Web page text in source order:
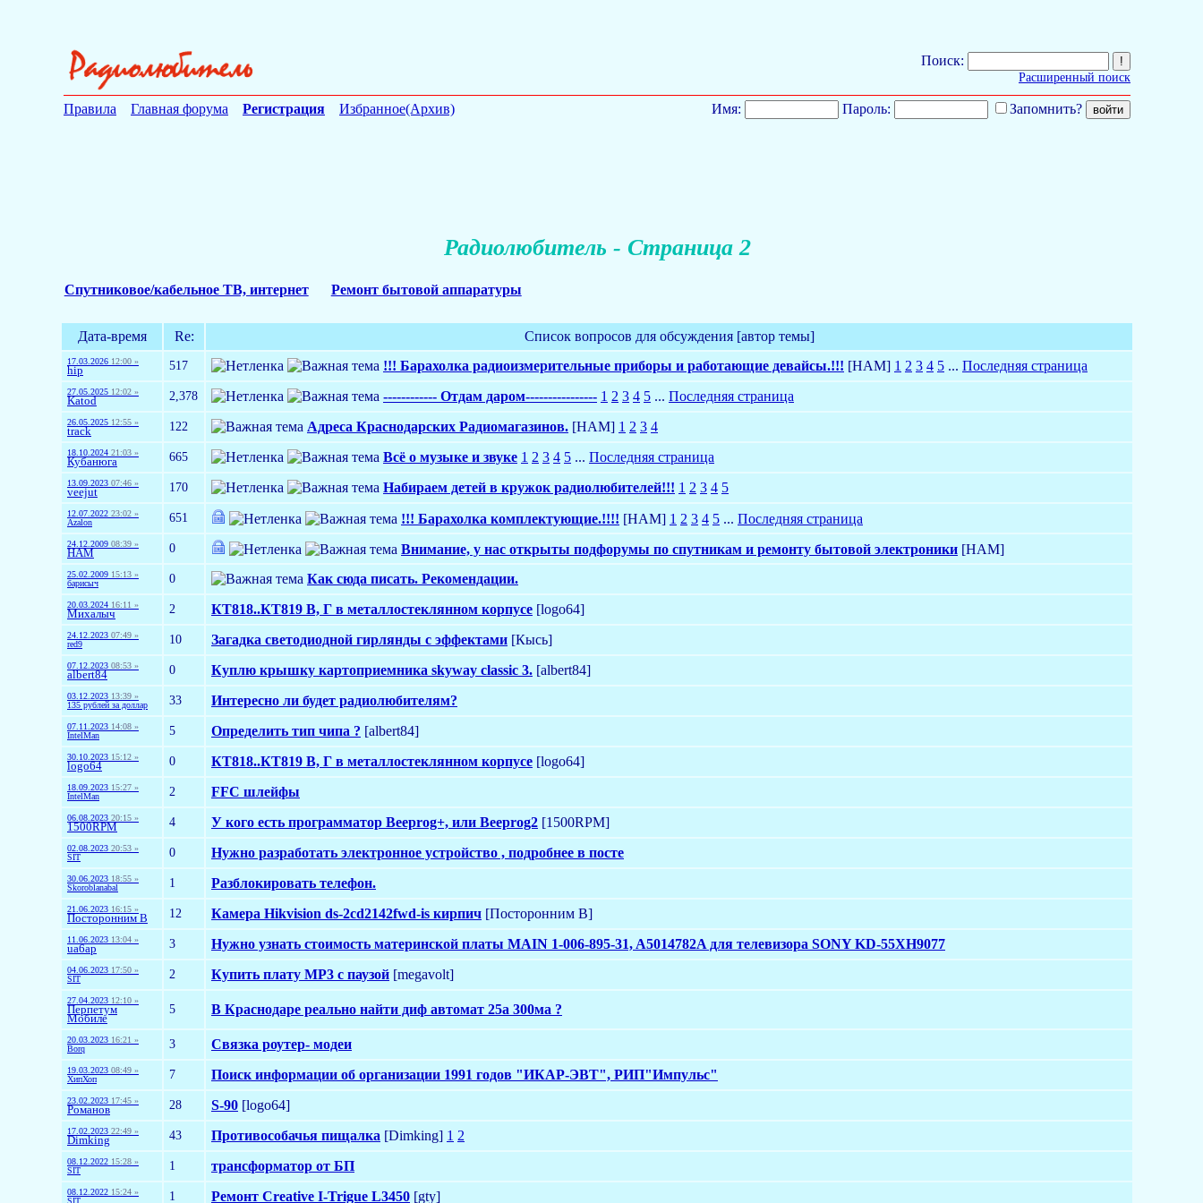
Поиск:
Расширенный поиск
Правила Главная форума Регистрация Избранное(Архив) Имя: Пароль: Запомнить?
Радиолюбитель - Страница 2
Спутниковое/кабельное ТВ, интернет Ремонт бытовой аппаратуры
Дата-время Re: Список вопросов для обсуждения [автор темы]
17.03.2026 12:00 »
hip 517 !!! Барахолка радиоизмерительные приборы и работающие девайсы.!!! [HAM] 1 2 3 4 5 ... Последняя страница
27.05.2025 12:02 »
Katod 2,378 ------------ Отдам даром---------------- 1 2 3 4 5 ... Последняя страница
26.05.2025 12:55 »
track 122 Адреса Краснодарских Радиомагазинов. [HAM] 1 2 3 4
18.10.2024 21:03 »
Кубанюга 665 Всё о музыке и звуке 1 2 3 4 5 ... Последняя страница
13.09.2023 07:46 »
veejut 170 Набираем детей в кружок радиолюбителей!!! 1 2 3 4 5
12.07.2022 23:02 »
Azalon
651 !!! Барахолка комплектующие.!!!! [HAM] 1 2 3 4 5 ... Последняя страница
24.12.2009 08:39 »
HAM 0 Внимание, у нас открыты подфорумы по спутникам и ремонту бытовой электроники [HAM]
25.02.2009 15:13 »
барисыч
0 Как сюда писать. Рекомендации.
20.03.2024 16:11 »
Михалыч 2 КТ818..КТ819 В, Г в металлостеклянном корпусе [logo64]
24.12.2023 07:49 »
red9
10 Загадка светодиодной гирлянды с эффектами [Кысь]
07.12.2023 08:53 »
albert84 0 Куплю крышку картоприемника skyway classic 3. [albert84]
03.12.2023 13:39 »
135 рублей за доллар
33 Интересно ли будет радиолюбителям?
07.11.2023 14:08 »
IntelMan
5 Определить тип чипа ? [albert84]
30.10.2023 15:12 »
logo64 0 КТ818..КТ819 В, Г в металлостеклянном корпусе [logo64]
18.09.2023 15:27 »
IntelMan
2 FFC шлейфы
06.08.2023 20:15 »
1500RPM 4 У кого есть программатор Beeprog+, или Beeprog2 [1500RPM]
02.08.2023 20:53 »
SIT
0 Нужно разработать электронное устройство , подробнее в посте
30.06.2023 18:55 »
Skoroblanabal
1 Разблокировать телефон.
21.06.2023 16:15 »
Посторонним В 12 Камера Hikvision ds-2cd2142fwd-is кирпич [Посторонним В]
11.06.2023 13:04 »
ua6ap 3 Нужно узнать стоимость материнской платы MAIN 1-006-895-31, A5014782A для телевизора SONY KD-55XH9077
04.06.2023 17:50 »
SIT
2 Купить плату MP3 с паузой [megavolt]
27.04.2023 12:10 »
Перпетум
Мобиле
5 В Краснодаре реально найти диф автомат 25а 300ма ?
20.03.2023 16:21 »
Borq
3 Связка роутер- модеи
19.03.2023 08:49 »
ХипХоп
7 Поиск информации об организации 1991 годов "ИКАР-ЭВТ", РИП"Импульс"
23.02.2023 17:45 »
Романов 28 S-90 [logo64]
17.02.2023 22:49 »
Dimking 43 Противособачья пищалка [Dimking] 1 2
08.12.2022 15:28 »
SIT
1 трансформатор от БП
08.12.2022 15:24 »
SIT
1 Ремонт Creative I-Trigue L3450 [gty]